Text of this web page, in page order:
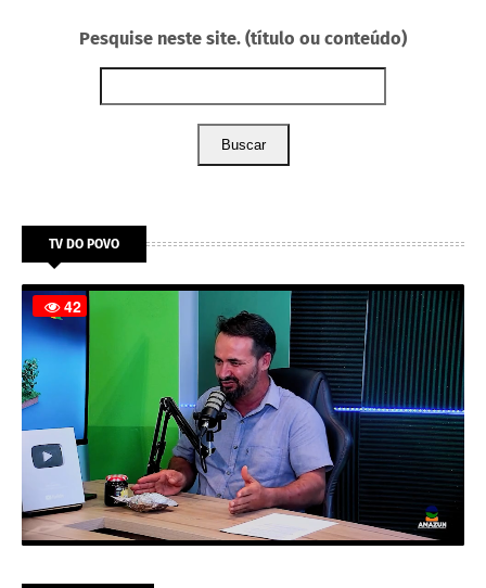
Pesquise neste site. (título ou conteúdo)
Buscar
TV DO POVO